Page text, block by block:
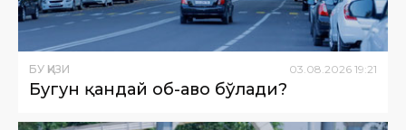
БУ ҚИЗИҚ 03.08.2026 19:21
Бугун қандай об-ҳаво бўлади?